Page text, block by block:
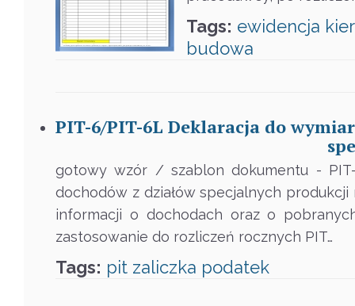
Tags: ewidencja
budowa
PIT-6/PIT-6L Deklaracja do
gotowy wzór / szablon dokumentu -
dochodów z działów specjalnych
informacji o dochodach oraz o
zastosowanie do rozliczeń rocznych PIT…
Tags: pit zaliczka podatek